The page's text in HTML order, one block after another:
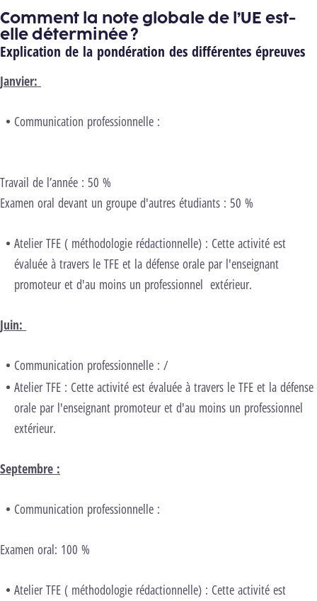
Comment la note globale de l’UE est-
elle déterminée ?
Explication de la pondération des différentes épreuves
Janvier:
Communication professionnelle :
Travail de l’année : 50 %
Examen oral devant un groupe d'autres étudiants : 50 %
Atelier TFE ( méthodologie rédactionnelle) : Cette activité est
évaluée à travers le TFE et la défense orale par l'enseignant
promoteur et d'au moins un professionnel extérieur.
Juin:
Communication professionnelle : /
Atelier TFE : Cette activité est évaluée à travers le TFE et la défense
orale par l'enseignant promoteur et d'au moins un professionnel
extérieur.
Septembre :
Communication professionnelle :
Examen oral: 100 %
Atelier TFE ( méthodologie rédactionnelle) : Cette activité est